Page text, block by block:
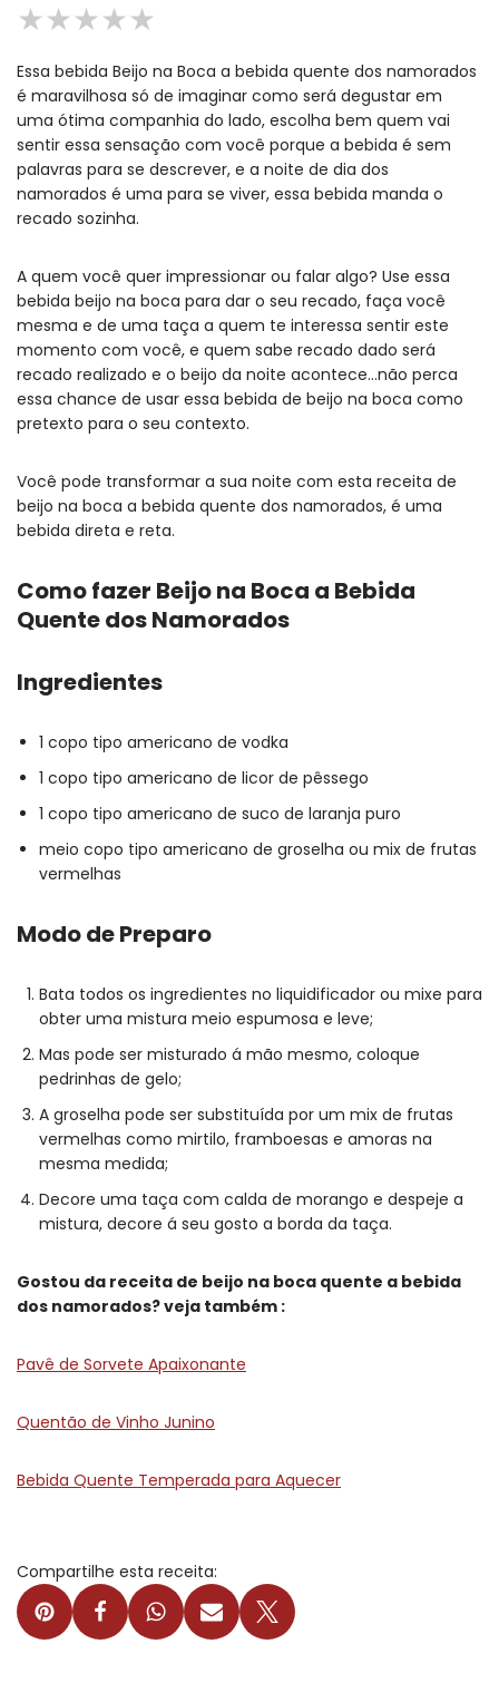
★★★★★
Essa bebida Beijo na Boca a bebida quente dos namorados
é maravilhosa só de imaginar como será degustar em
uma ótima companhia do lado, escolha bem quem vai
sentir essa sensação com você porque a bebida é sem
palavras para se descrever, e a noite de dia dos
namorados é uma para se viver, essa bebida manda o
recado sozinha.
A quem você quer impressionar ou falar algo? Use essa
bebida beijo na boca para dar o seu recado, faça você
mesma e de uma taça a quem te interessa sentir este
momento com você, e quem sabe recado dado será
recado realizado e o beijo da noite acontece…não perca
essa chance de usar essa bebida de beijo na boca como
pretexto para o seu contexto.
Você pode transformar a sua noite com esta receita de
beijo na boca a bebida quente dos namorados, é uma
bebida direta e reta.
Como fazer Beijo na Boca a Bebida
Quente dos Namorados
Ingredientes
1 copo tipo americano de vodka
1 copo tipo americano de licor de pêssego
1 copo tipo americano de suco de laranja puro
meio copo tipo americano de groselha ou mix de frutas
vermelhas
Modo de Preparo
Bata todos os ingredientes no liquidificador ou mixe para
obter uma mistura meio espumosa e leve;
Mas pode ser misturado á mão mesmo, coloque
pedrinhas de gelo;
A groselha pode ser substituída por um mix de frutas
vermelhas como mirtilo, framboesas e amoras na
mesma medida;
Decore uma taça com calda de morango e despeje a
mistura, decore á seu gosto a borda da taça.
Gostou da receita de beijo na boca quente a bebida
dos namorados? veja também :
Pavê de Sorvete Apaixonante
Quentão de Vinho Junino
Bebida Quente Temperada para Aquecer
Compartilhe esta receita: